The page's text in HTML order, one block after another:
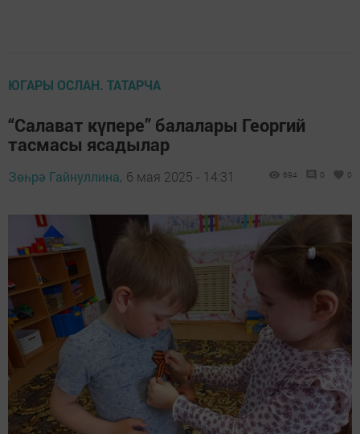
ЮГАРЫ ОСЛАН. ТАТАРЧА
“Салават күпере” балалары Георгий
тасмасы ясадылар
Зөһрә Гайнуллина, 6 мая 2025 - 14:31 694 0 0